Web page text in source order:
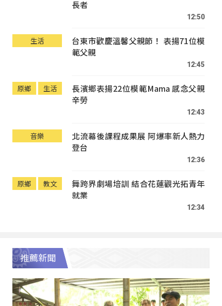
長者
12:50
生活
台東市歡慶溫馨父親節！ 表揚71位模
範父親
12:45
原鄉 生活
長濱鄉表揚22位模範Mama 感念父親
辛勞
12:43
音樂
北流幕後課程成果展 阿爆率新人熱力
登台
12:36
原鄉 教文
舞跨界劇場培訓 結合花蓮觀光拓青年
就業
12:34
推薦新聞